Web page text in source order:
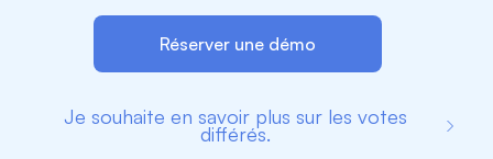
Réserver une démo
Je souhaite en savoir plus sur les votes
différés.